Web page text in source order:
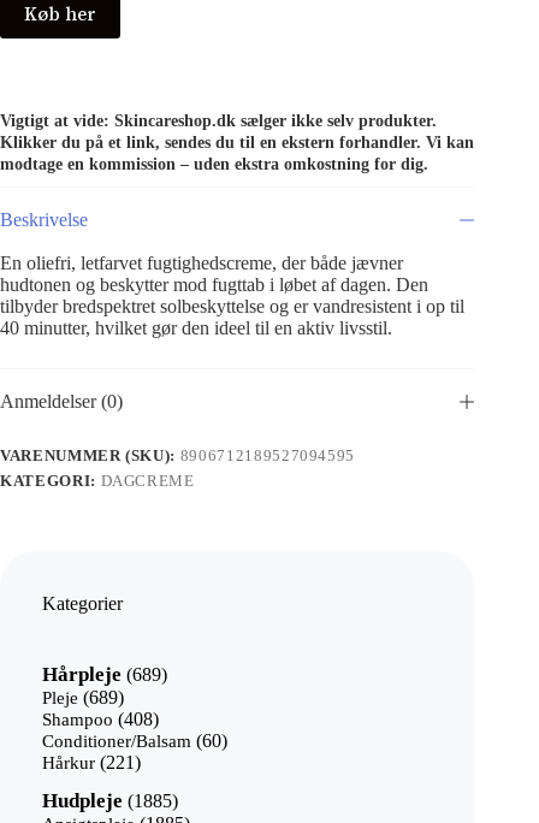
Køb her
Vigtigt at vide: Skincareshop.dk sælger ikke selv produkter.
Klikker du på et link, sendes du til en ekstern forhandler. Vi kan
modtage en kommission – uden ekstra omkostning for dig.
Beskrivelse
En oliefri, letfarvet fugtighedscreme, der både jævner
hudtonen og beskytter mod fugttab i løbet af dagen. Den
tilbyder bredspektret solbeskyttelse og er vandresistent i op til
40 minutter, hvilket gør den ideel til en aktiv livsstil.
Anmeldelser (0)
VARENUMMER (SKU): 8906712189527094595
KATEGORI: DAGCREME
Kategorier
Hårpleje 689689
Pleje 689689
varer
Shampoo 408408
varer
Conditioner/Balsam 6060
Hårkur 221221
Hudpleje 18851885